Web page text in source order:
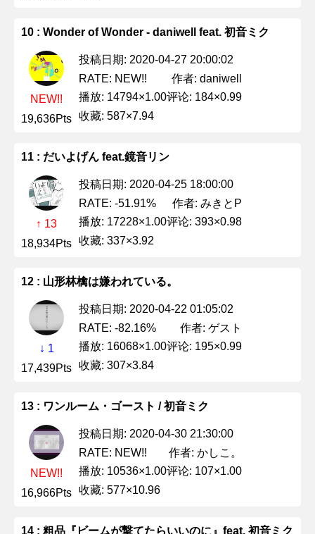
10 : Wonder of Wonder - daniwell feat. 初音ミク
NEW!!
19,636Pts
投稿日期: 2020-04-27 20:00:02
RATE: NEW!!
作者: daniwell
播放: 14794×1.00评论: 184×0.99
收藏: 587×7.94
11 : だいよげん feat.鏡音リン
↑ 13
18,934Pts
投稿日期: 2020-04-25 18:00:00
RATE: -51.91%
作者: みきとP
播放: 17228×1.00评论: 393×0.98
收藏: 337×3.92
12 : 山形林檎は嫌われている。
↓ 1
17,439Pts
投稿日期: 2020-04-22 01:05:02
RATE: -82.16%
作者: ゲスト
播放: 16068×1.00评论: 195×0.99
收藏: 307×3.84
13 : ワンルーム・ゴースト / 初音ミク
NEW!!
16,966Pts
投稿日期: 2020-04-30 21:30:00
RATE: NEW!!
作者: かしこ。
播放: 10536×1.00评论: 107×1.00
收藏: 577×10.96
14 : 粗品『ビームが撃てたらいいのに』feat. 初音ミク